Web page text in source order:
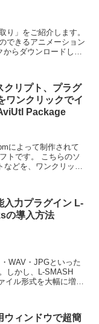
り」をご紹介します。
できるアニメーション
らダウンロードしま
クリプト、プラグ
ワンクリックでイ
Package
によって制作されて
トです。 こちらのソ
などを、ワンクリック
入力プラグイン L-
の導入方法
WAV・JPGといった
しかし、L-SMASH
ル形式を大幅に増や
ウィンドウで超簡